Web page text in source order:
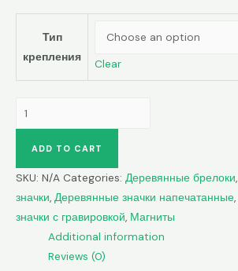
Тип
крепления
Clear
ADD TO CART
SKU: N/A Categories: Деревянные брелоки,
значки, Деревянные значки напечатанные,
значки с гравировкой, Магниты
Additional information
Reviews (0)